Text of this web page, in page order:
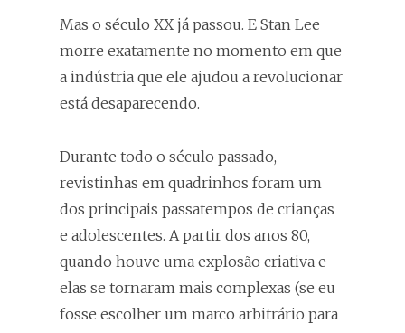
Mas o século XX já passou. E Stan Lee
morre exatamente no momento em que
a indústria que ele ajudou a revolucionar
está desaparecendo.
Durante todo o século passado,
revistinhas em quadrinhos foram um
dos principais passatempos de crianças
e adolescentes. A partir dos anos 80,
quando houve uma explosão criativa e
elas se tornaram mais complexas (se eu
fosse escolher um marco arbitrário para